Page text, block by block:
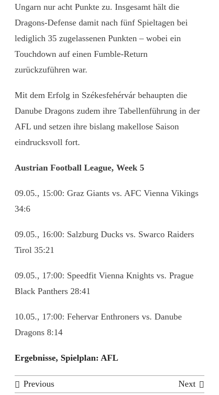
Ungarn nur acht Punkte zu. Insgesamt hält die
Dragons-Defense damit nach fünf Spieltagen bei
lediglich 35 zugelassenen Punkten – wobei ein
Touchdown auf einen Fumble-Return
zurückzuführen war.
Mit dem Erfolg in Székesfehérvár behaupten die
Danube Dragons zudem ihre Tabellenführung in der
AFL und setzen ihre bislang makellose Saison
eindrucksvoll fort.
Austrian Football League, Week 5
09.05., 15:00: Graz Giants vs. AFC Vienna Vikings
34:6
09.05., 16:00: Salzburg Ducks vs. Swarco Raiders
Tirol 35:21
09.05., 17:00: Speedfit Vienna Knights vs. Prague
Black Panthers 28:41
10.05., 17:00: Fehervar Enthroners vs. Danube
Dragons 8:14
Ergebnisse, Spielplan: AFL
Previous Next